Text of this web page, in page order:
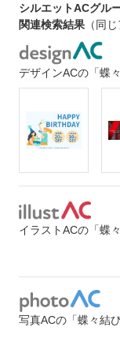
シルエットACグル
関連検索結果 （同
デザインACの「蝶
イラストACの「蝶
写真ACの「蝶々結